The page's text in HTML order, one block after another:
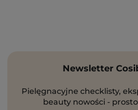
Newsletter
Pielęgnacyjne checklisty,
beauty nowości -